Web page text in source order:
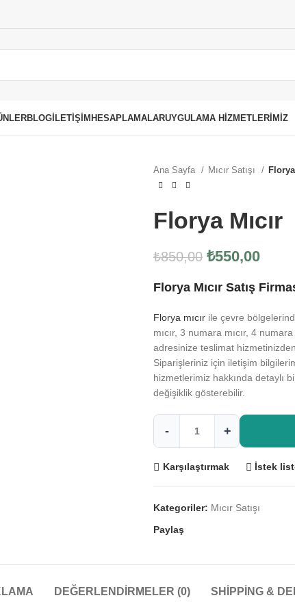
BLOGİLETIŞIMHESAPLAMALARUYGULAMA HIZMETLERIMIZ
Ana Sayfa Mıcır Satışı
Florya Mıcır
₺850,00 ₺550,00
Florya Mıcır Satış
Florya mıcır ile çevre
mıcır, 3 numara mıcır, 4
adresinize teslimat
Siparişleriniz için iletişim
hizmetlerimiz hakkında detaylı
değişiklik gösterebilir.
Karşılaştırmak İstek
Kategoriler: Mıcır Satışı
Paylaş
DEĞERLENDIRMELER (0) SHIPPING &